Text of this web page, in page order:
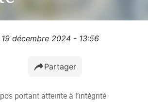
décembre 2024 - 13:56
Partager
portant atteinte à l’intégrité